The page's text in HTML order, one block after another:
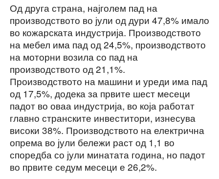
Од друга страна, најголем пад на
производството во јули од дури 47,8% имало
во кожарската индустрија. Производството
на мебел има пад од 24,5%, производството
на моторни возила со пад на
производството од 21,1%.
Производството на машини и уреди има пад
од 17,5%, додека за првите шест месеци
падот во оваа индустрија, во која работат
главно странските инвеститори, изнесува
високи 38%. Производството на електрична
опрема во јули бележи раст од 1,1 во
споредба со јули минатата година, но падот
во првите седум месеци е 26,2%.